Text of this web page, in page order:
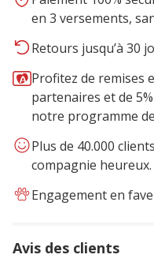
en 3 versements,
Retours jusqu’à 30
Profitez de remises
partenaires et de
notre programme
Plus de 40.000
compagnie heureux.
Engagement en
Avis des clients